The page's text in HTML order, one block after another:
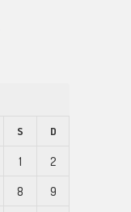
S D
1 2
8 9